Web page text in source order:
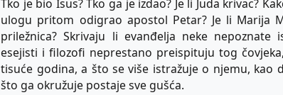
Tko je bio Isus? Tko ga je izdao? Je li Juda krivac?
ulogu pritom odigrao apostol Petar? Je li Marija
priležnica? Skrivaju li evanđelja neke nepoznate
esejisti i filozofi neprestano preispituju tog
tisuće godina, a što se više istražuje o njemu, kao
što ga okružuje postaje sve gušća.